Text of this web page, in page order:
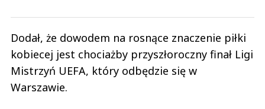
Dodał, że dowodem na rosnące znaczenie piłki
kobiecej jest chociażby przyszłoroczny finał Ligi
Mistrzyń UEFA, który odbędzie się w
Warszawie.